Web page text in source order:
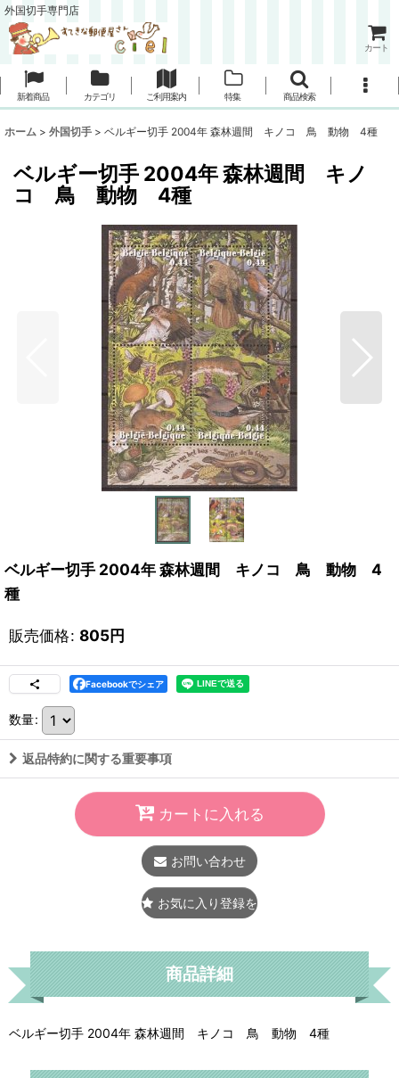
外国切手専門店
カート
新着商品 カテゴリ ご利用案内 特集 商品検索
ホーム > 外国切手 > ベルギー切手 2004年 森林週間 キノコ 鳥 動物 4種
ベルギー切手 2004年 森林週間 キノ
コ 鳥 動物 4種
ベルギー切手 2004年 森林週間 キノコ 鳥 動物 4
種
販売価格: 805円
Facebookでシェア
数量:
返品特約に関する重要事項
カートに入れる
お問い合わせ
お気に入り登録をする
商品詳細
ベルギー切手 2004年 森林週間 キノコ 鳥 動物 4種